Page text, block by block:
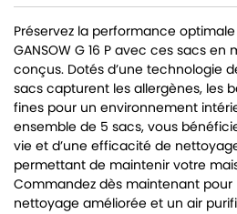
Préservez la performance
GANSOW G 16 P avec ces sacs
conçus. Dotés d’une technologie
sacs capturent les allergènes, les
fines pour un environnement
ensemble de 5 sacs, vous
vie et d’une efficacité de
permettant de maintenir votre
Commandez dès maintenant
nettoyage améliorée et un air